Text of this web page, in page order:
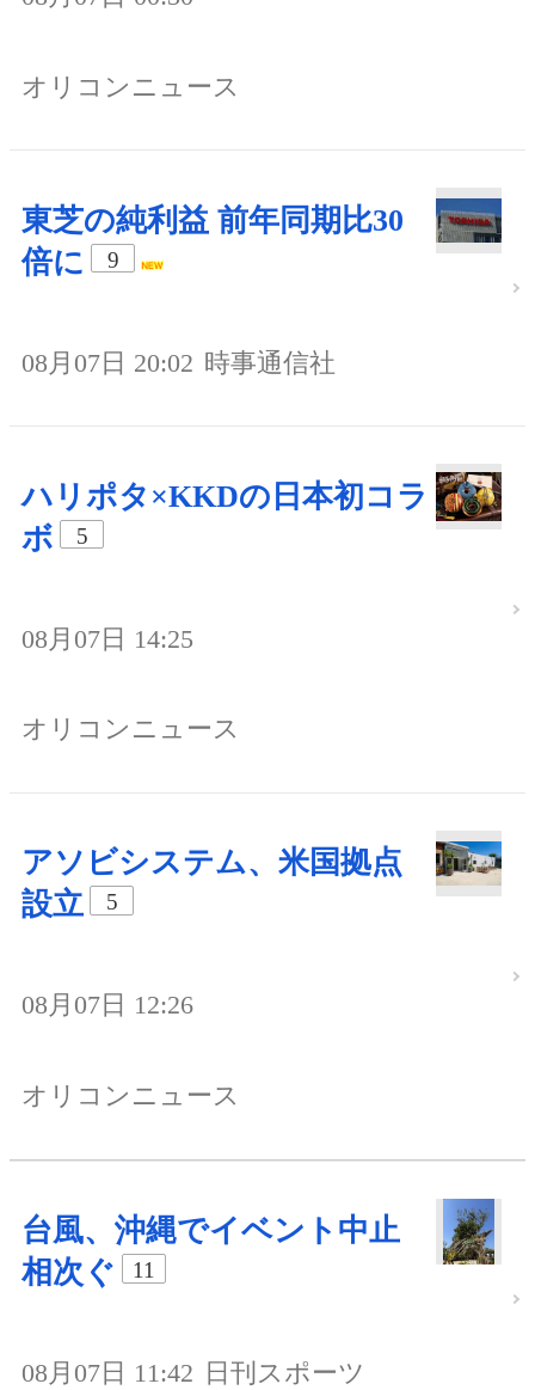
オリコンニュース
東芝の純利益 前年同期比30
倍に
9
08月07日 20:02 時事通信社
ハリポタ×KKDの日本初コラ
ボ
5
08月07日 14:25
オリコンニュース
アソビシステム、米国拠点
設立
5
08月07日 12:26
オリコンニュース
台風、沖縄でイベント中止
相次ぐ
11
08月07日 11:42 日刊スポーツ